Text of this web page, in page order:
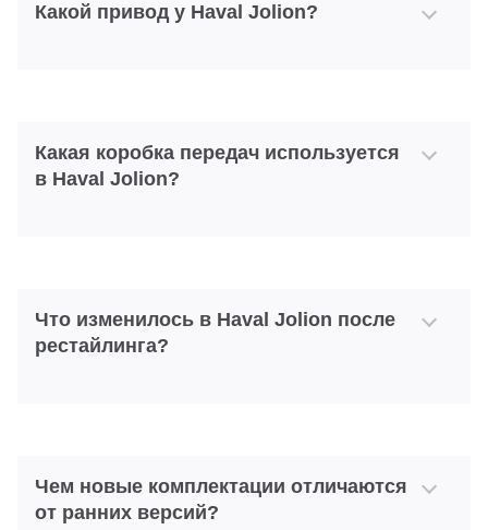
Какой привод у Haval Jolion?
Какая коробка передач используется
в Haval Jolion?
Что изменилось в Haval Jolion после
рестайлинга?
Чем новые комплектации отличаются
от ранних версий?